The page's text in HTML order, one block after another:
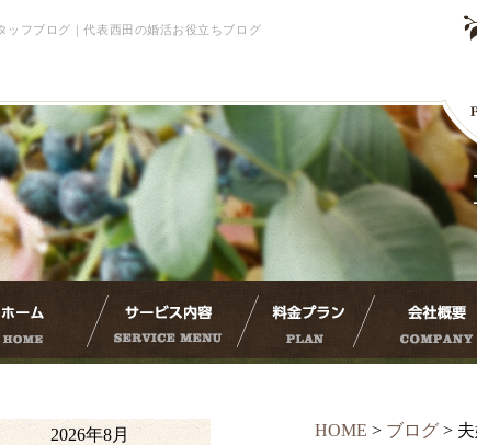
ッフブログ｜代表西田の婚活お役立ちブログ
2026年8月
HOME > ブログ>